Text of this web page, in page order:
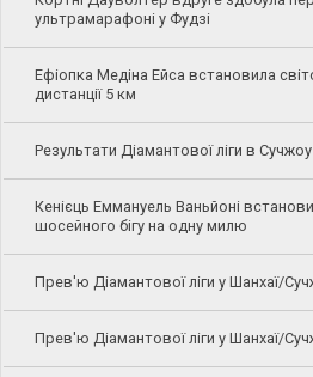
ультрамарафоні у Фудзі
Ефіопка Медіна Ейса встановила
дистанції 5 км
Результати Діамантової ліги в
Кенієць Еммануель Ваньйоні
шосейного бігу на одну милю
Прев'ю Діамантової ліги у Шанхаї/
Прев'ю Діамантової ліги у Шанхаї/